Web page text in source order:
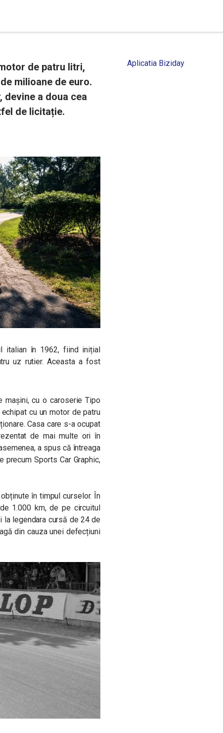
de patru litri,
milioane de euro.
a doua cea
de licitație.
italian în 1962, fiind inițial
uz rutier. Aceasta a fost
cu o caroserie Tipo
cu un motor de patru
Casa care s-a ocupat
de mai multe ori în
a spus că întreaga
Sports Car Graphic,
în timpul curselor. În
1.000 km, de pe circuitul
la legendara cursă de 24 de
din cauza unei defecțiuni
Aplicatia Biziday